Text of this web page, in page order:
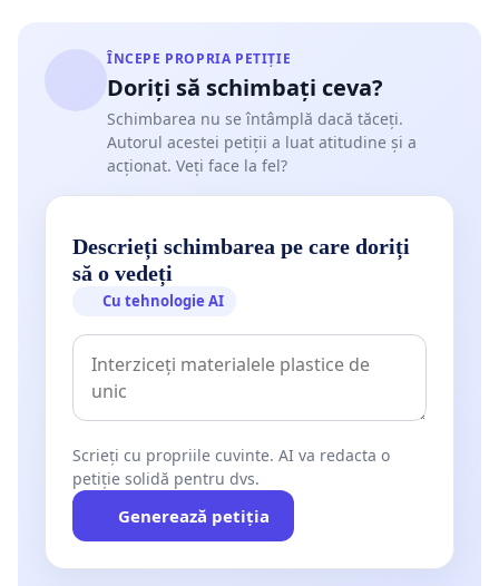
ÎNCEPE PROPRIA PETIȚIE
Doriți să schimbați ceva?
Schimbarea nu se întâmplă dacă tăceți.
Autorul acestei petiții a luat atitudine și a
acționat. Veți face la fel?
Descrieți schimbarea pe care doriți
să o vedeți
Cu tehnologie AI
Scrieți cu propriile cuvinte. AI va redacta o
petiție solidă pentru dvs.
Generează petiția